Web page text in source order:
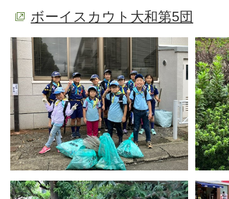
ボーイスカウト大和第5団